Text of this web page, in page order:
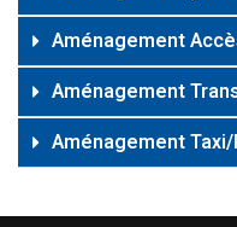
Aménagement
Aménagement
Aménagement